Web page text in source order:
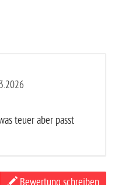
teuer aber passt
Bewertung schreiben